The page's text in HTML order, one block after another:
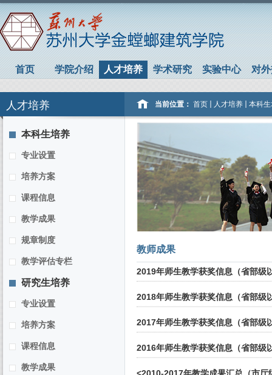
首页 学院介绍 人才培养 学术研究 实验中心 对
人才培养
本科生培养
专业设置
培养方案
课程信息
教学成果
规章制度
教学评估专栏
研究生培养
专业设置
培养方案
课程信息
教学成果
当前位置： 首页 人才培养 本科
教师成果
2019年师生教学获奖信息（省部级
2018年师生教学获奖信息（省部级
2017年师生教学获奖信息（省部级
2016年师生教学获奖信息（省部级